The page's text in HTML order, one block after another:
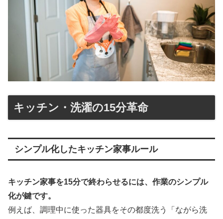
キッチン・洗濯の15分革命
シンプル化したキッチン家事ルール
キッチン家事を15分で終わらせるには、作業のシンプル
化が鍵です。
例えば、調理中に使った器具をその都度洗う「ながら洗